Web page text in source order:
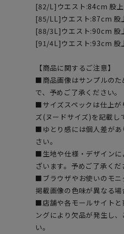
[82/L]ウエスト:84cm 股
[85/LL]ウエスト:87cm 股
[88/3L]ウエスト:90cm 股
[91/4L]ウエスト:93cm 股
【商品に関するご注意】
■商品画像はサンプルのた
で、予めご了承ください。
■サイズスペックは仕上が
ズ(ヌードサイズ)を記載し
■ゆとり感には個人差があ
さい。
■生地や仕様・デザインに
ざいます。予めご了承くだ
■ブラウザやお使いのモニ
掲載画像の色味が異なる場
■店舗や各モールサイトと
ングにより欠品が発生し
い。